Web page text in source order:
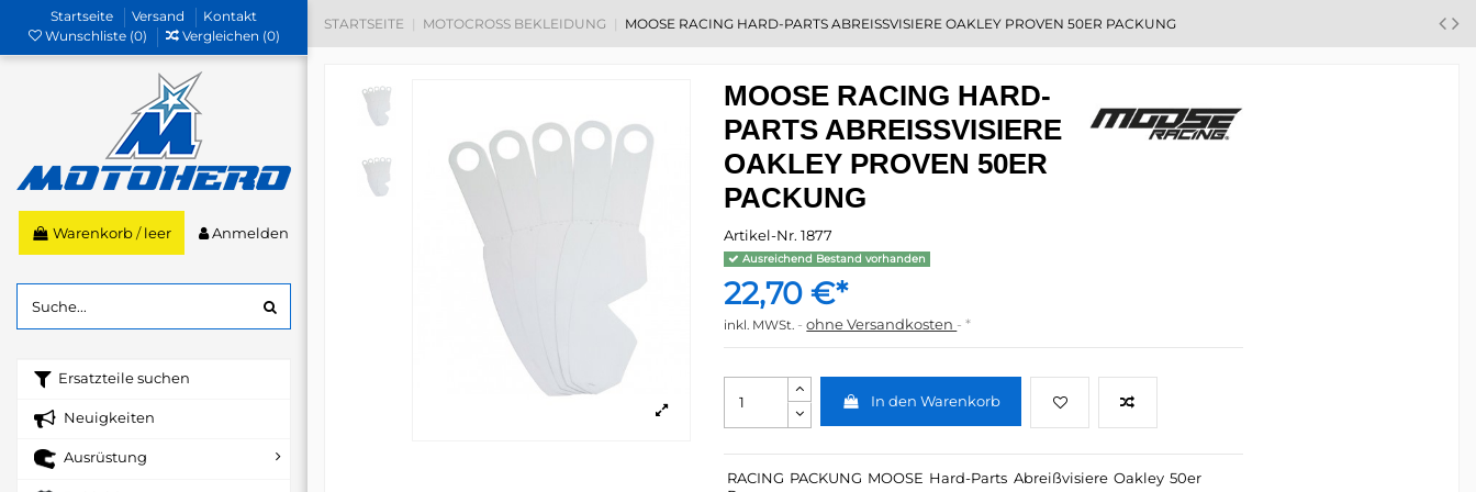
Startseite Versand
Kontakt
Wunschliste (0) Vergleichen (0)
Warenkorb /leer Anmelden
Ersatzteile suchen
Neuigkeiten
Ausrüstung
STARTSEITE MOTOCROSS BEKLEIDUNG MOOSE RACING HARD-PARTS ABREISSVISIERE OAKLEY PROVEN 50ER PACKUNG
MOOSE RACING HARD-
PARTS ABREISSVISIERE O
AKLEY PROVEN 50ER P
ACKUNG
Artikel-Nr. 1877
Ausreichend Bestand vorhanden
22,70 €*
inkl. MWSt. ohne Versandkosten *
In den Warenkorb
RACING PACKUNG MOOSE Hard-Parts Abreißvisiere Oakley 50er